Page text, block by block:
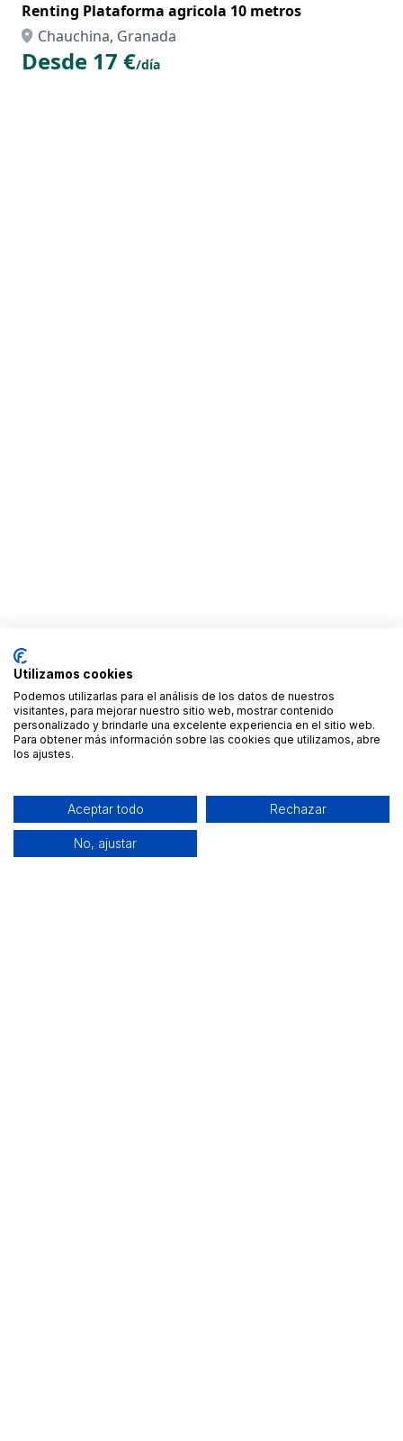
Renting Plataforma agricola 10 metros
Chauchina, Granada
Desde 17 €/día
Utilizamos cookies
Podemos utilizarlas para el análisis de los datos de nuestros
visitantes, para mejorar nuestro sitio web, mostrar contenido
personalizado y brindarle una excelente experiencia en el sitio web.
Para obtener más información sobre las cookies que utilizamos, abre
los ajustes.
Aceptar todo Rechazar
No, ajustar